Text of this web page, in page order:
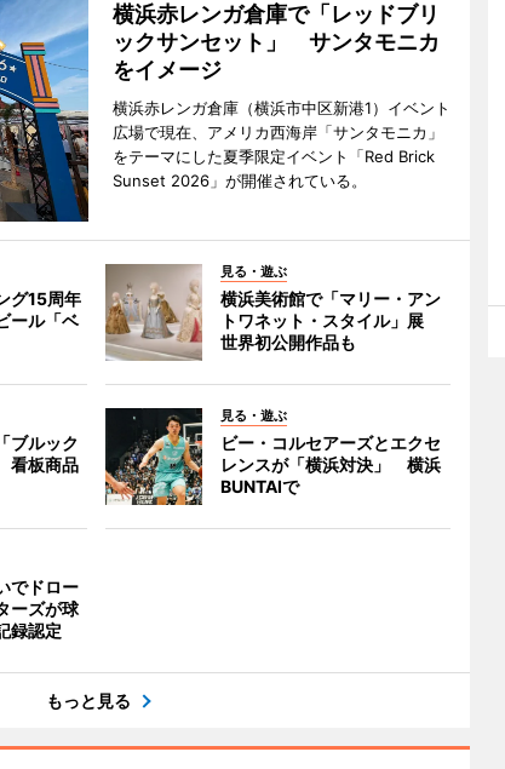
横浜赤レンガ倉庫で「レッドブリ
ックサンセット」 サンタモニカ
をイメージ
横浜赤レンガ倉庫（横浜市中区新港1）イベント
広場で現在、アメリカ西海岸「サンタモニカ」
をテーマにした夏季限定イベント「Red Brick
Sunset 2026」が開催されている。
グ15周年
ール「ベ
見る・遊ぶ
横浜美術館で「マリー・アン
トワネット・スタイル」展
世界初公開作品も
ブルック
看板商品
見る・遊ぶ
ビー・コルセアーズとエクセ
レンスが「横浜対決」 横浜
BUNTAIで
でドロー
ーズが球
録認定
もっと見る